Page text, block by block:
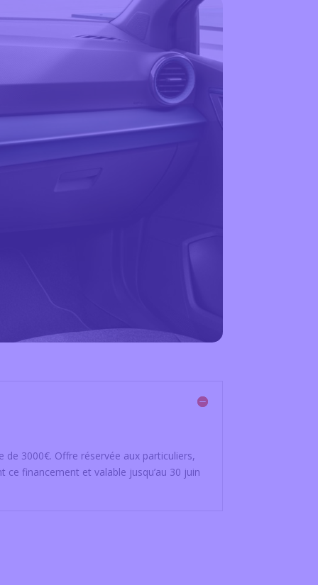
3000€. Offre réservée aux particuliers,
financement et valable jusqu’au 30 juin